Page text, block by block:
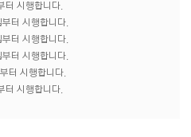
터 시행합니다.
터 시행합니다.
터 시행합니다.
터 시행합니다.
터 시행합니다.
터 시행합니다.